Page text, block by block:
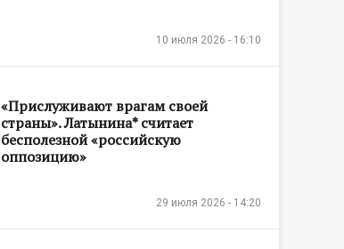
10 июля 2026 - 16:10
«Прислуживают врагам своей
страны». Латынина* считает
бесполезной «российскую
оппозицию»
29 июля 2026 - 14:20